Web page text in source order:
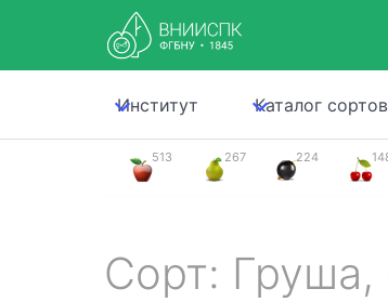
Институт Каталог сортов
513 267 224
Сорт: Груша,